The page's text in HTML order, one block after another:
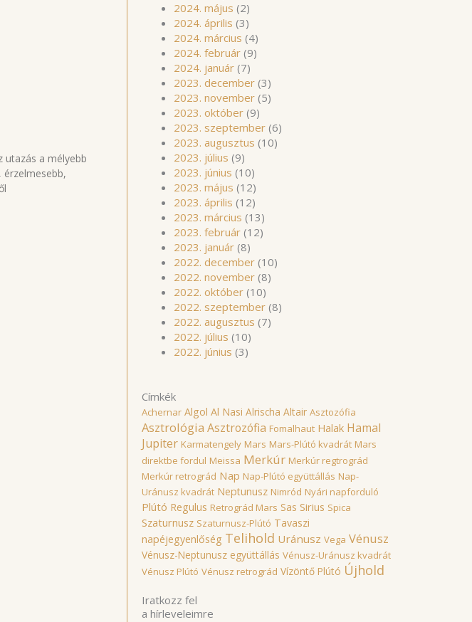
utazás a mélyebb
2024. május (2)
2024. április (3)
2024. március (4)
2024. február(9)
2024. január(7)
2023. december(3)
2023. november(5)
2023. október(9)
2023. szeptember(6)
2023. augusztus (10)
2023. július (9)
2023. június (10)
2023. május (12)
2023. április (12)
2023. március (13)
2023. február(12)
2023. január(8)
2022. december(10)
2022. november(8)
2022. október(10)
2022. szeptember(8)
2022. augusztus (7)
2022. július (10)
2022. június (3)
Címkék
Achernar Algol Al Nasi Alrischa Altair Asztozófia
Asztrológia Asztrozófia Fomalhaut Halak Hamal
Jupiter Karmatengely Mars Mars-Plútó kvadrát Mars
direktbe fordul Meissa Merkúr Merkúr regtrográd
Merkúr retrográd Nap Nap-Plútó együttállás Nap-
Uránusz kvadrát Neptunusz Nimród Nyári napforduló
Plútó Regulus Retrográd Mars Sas Sirius Spica
Szaturnusz Szaturnusz-Plútó Tavaszi
napéjegyenlőség Telihold Uránusz Vega Vénusz
Vénusz-Neptunusz együttállás Vénusz-Uránusz kvadrát
Vénusz Plútó Vénusz retrográd Vízöntő Plútó Újhold
Iratkozz fel
a hírleveleimre